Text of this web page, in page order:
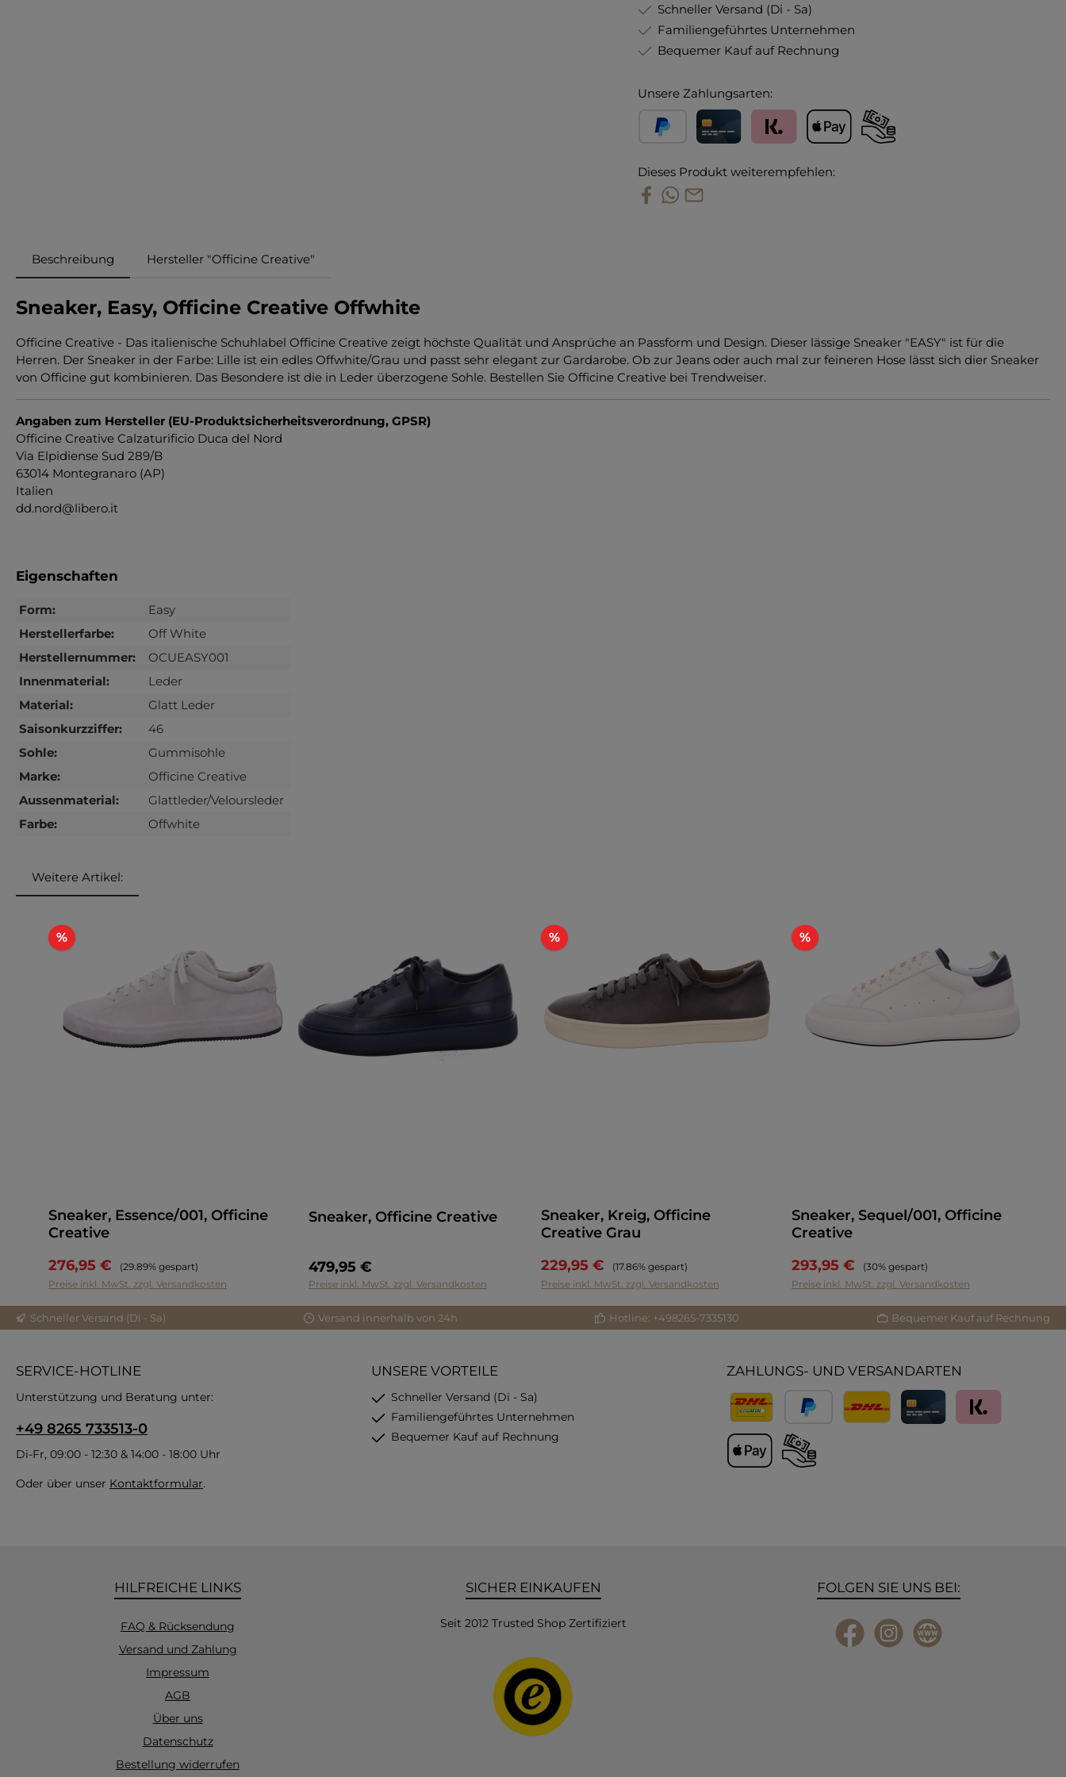
Schneller Versand (Di - Sa)
Familiengeführtes Unternehmen
Bequemer Kauf auf Rechnung
Unsere Zahlungsarten:
Dieses Produkt weiterempfehlen:
Beschreibung Hersteller "Officine Creative"
Sneaker, Easy, Officine Creative Offwhite
Officine Creative - Das italienische Schuhlabel Officine Creative zeigt höchste Qualität und Ansprüche an Passform und Design. Dieser lässige Sneaker "EASY" ist für die
Herren. Der Sneaker in der Farbe: Lille ist ein edles Offwhite/Grau und passt sehr elegant zur Gardarobe. Ob zur Jeans oder auch mal zur feineren Hose lässt sich dier Sneaker
von Officine gut kombinieren. Das Besondere ist die in Leder überzogene Sohle. Bestellen Sie Officine Creative bei Trendweiser.
Angaben zum Hersteller (EU-Produktsicherheitsverordnung, GPSR)
Officine Creative Calzaturificio Duca del Nord
Via Elpidiense Sud 289/B
63014 Montegranaro (AP)
Italien
dd.nord@libero.it
Eigenschaften
Form:
Easy
Herstellerfarbe:
Off White
Herstellernummer:
OCUEASY001
Innenmaterial:
Leder
Material:
Glatt Leder
Saisonkurzziffer:
46
Sohle:
Gummisohle
Marke:
Officine Creative
Aussenmaterial:
Glattleder/Veloursleder
Farbe:
Offwhite
Weitere Artikel:
%Rabatt
Sneaker, Essence/001, Officine
Creative
276,95 €
Regulärer Preis:
(29.89% gespart)
Preise inkl. MwSt. zzgl. Versandkosten
Sneaker, Officine Creative
479,95 €
Preise inkl. MwSt. zzgl. Versandkosten
%Rabatt
Sneaker, Kreig, Officine
Creative Grau
229,95 €
Regulärer Preis:
(17.86% gespart)
Preise inkl. MwSt. zzgl. Versandkosten
%Rabatt
Sneaker, Sequel/001, Officine
Creative
293,95 €
Regulärer Preis:
(30% gespart)
Preise inkl. MwSt. zzgl. Versandkosten
Schneller Versand (Di - Sa) Versand innerhalb von 24h Hotline: +498265-7335130 Bequemer Kauf auf Rechnung
SERVICE-HOTLINE
Unterstützung und Beratung unter:
+49 8265 733513-0
Di-Fr, 09:00 - 12:30 & 14:00 - 18:00 Uhr
Oder über unser Kontaktformular.
UNSERE VORTEILE
Schneller Versand (Di - Sa)
Familiengeführtes Unternehmen
Bequemer Kauf auf Rechnung
ZAHLUNGS- UND VERSANDARTEN
PayPal
Versand
HILFREICHE LINKS
FAQ & Rücksendung
Versand und Zahlung
Impressum
AGB
Über uns
Datenschutz
Bestellung widerrufen
SICHER EINKAUFEN
Seit 2012 Trusted Shop Zertifiziert
FOLGEN SIE UNS BEI:
FacebookInstagramWebsite